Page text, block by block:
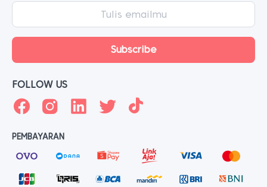
FOLLOW US
PEMBAYARAN